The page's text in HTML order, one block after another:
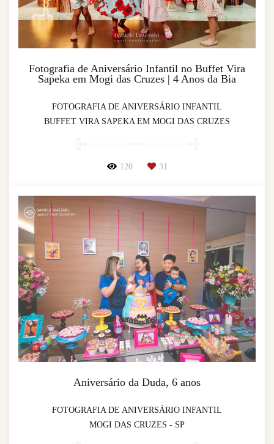
Fotografia de Aniversário Infantil no Buffet Vira
Sapeka em Mogi das Cruzes | 4 Anos da Bia
FOTOGRAFIA DE ANIVERSÁRIO INFANTIL
BUFFET VIRA SAPEKA EM MOGI DAS CRUZES
120 31
Aniversário da Duda, 6 anos
FOTOGRAFIA DE ANIVERSÁRIO INFANTIL
MOGI DAS CRUZES - SP